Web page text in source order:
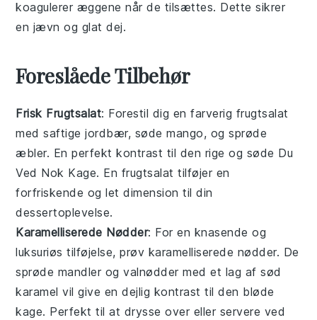
koagulerer æggene når de tilsættes. Dette sikrer
en jævn og glat dej.
Foreslåede Tilbehør
Frisk Frugtsalat: Forestil dig en farverig frugtsalat
med saftigejordbær, sødemango, og sprøde
æbler. En perfekt kontrast til den rige og søde Du
Ved Nok Kage. En frugtsalat tilføjer en
forfriskende og let dimension til din
dessertoplevelse.
Karamelliserede Nødder: For en knasende og
luksuriøs tilføjelse, prøv karamelliserede nødder. De
sprøde mandler ogvalnødder med et lag af sød
karamel vil give en dejlig kontrast til den bløde
kage. Perfekt til at drysse over eller servere ved